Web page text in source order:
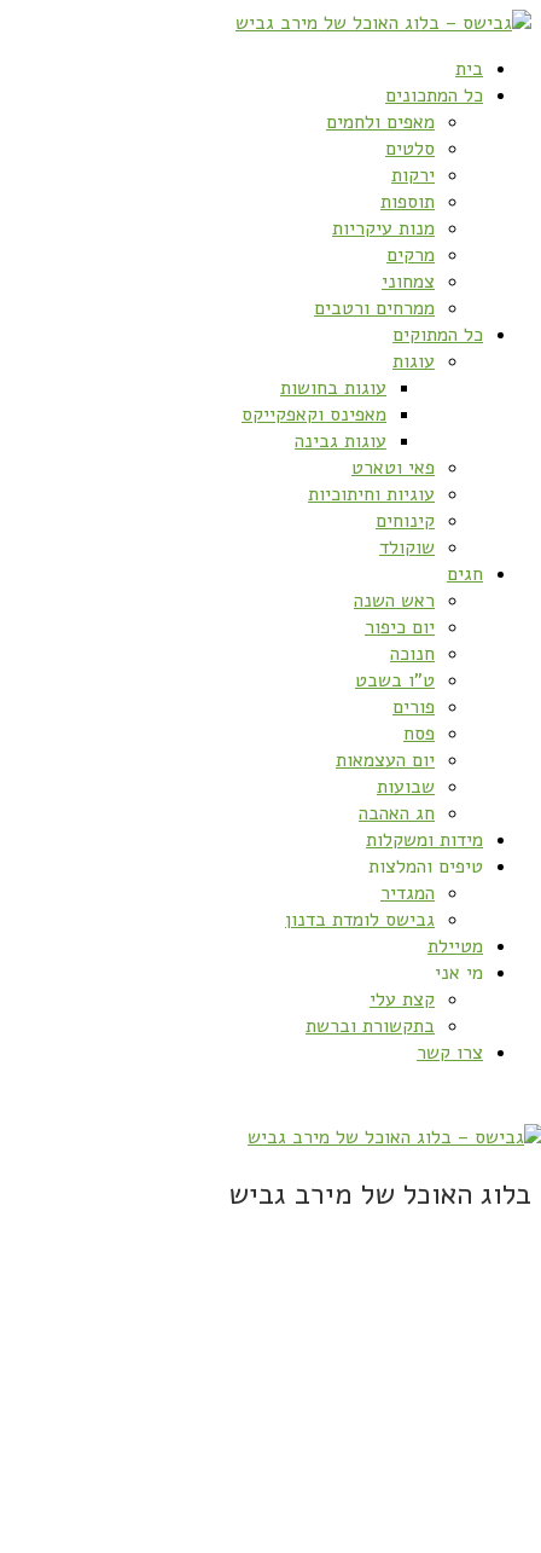
בית
כל המתכונים
מאפים ולחמים
סלטים
ירקות
תוספות
מנות עיקריות
מרקים
צמחוני
ממרחים ורטבים
כל המתוקים
עוגות
עוגות בחושות
מאפינס וקאפקייקס
עוגות גבינה
פאי וטארט
עוגיות וחיתוכיות
קינוחים
שוקולד
חגים
ראש השנה
יום כיפור
חנוכה
ט”ו בשבט
פורים
פסח
יום העצמאות
שבועות
חג האהבה
מידות ומשקלות
טיפים והמלצות
המגדיר
גבישס לומדת בדנון
מטיילת
מי אני
קצת עלי
בתקשורת וברשת
צרו קשר
בלוג האוכל של מירב גביש